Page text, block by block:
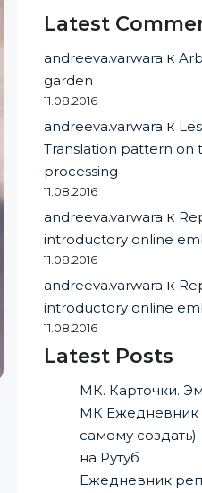
Latest
andreeva.varwara к
garden
11.08.2016
andreeva.varwara к
Translation pattern on
processing
11.08.2016
andreeva.varwara к
introductory online
11.08.2016
andreeva.varwara к
introductory online
11.08.2016
Latest Posts
МК. Карточки.
МК Ежедневник
самому
на Рутуб
Ежедневник